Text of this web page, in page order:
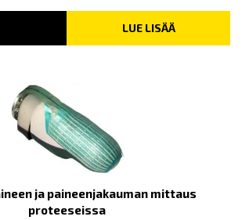
LUE LISÄÄ
ja paineenjakauman mittaus
proteeseissa